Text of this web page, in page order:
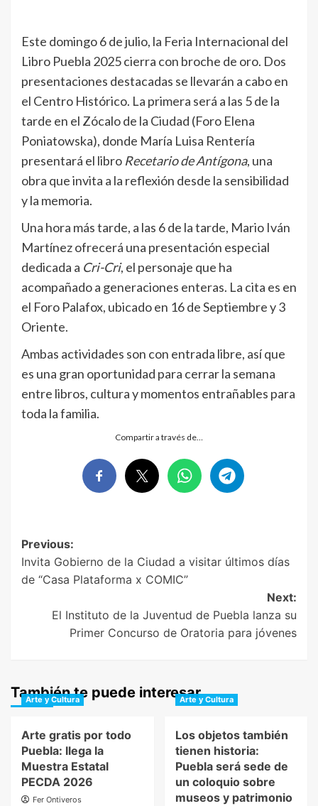
Este domingo 6 de julio, la Feria Internacional del
Libro Puebla 2025 cierra con broche de oro. Dos
presentaciones destacadas se llevarán a cabo en
el Centro Histórico. La primera será a las 5 de la
tarde en el Zócalo de la Ciudad (Foro Elena
Poniatowska), donde María Luisa Rentería
presentará el libro Recetario de Antígona, una
obra que invita a la reflexión desde la sensibilidad
y la memoria.
Una hora más tarde, a las 6 de la tarde, Mario Iván
Martínez ofrecerá una presentación especial
dedicada a Cri-Cri, el personaje que ha
acompañado a generaciones enteras. La cita es en
el Foro Palafox, ubicado en 16 de Septiembre y 3
Oriente.
Ambas actividades son con entrada libre, así que
es una gran oportunidad para cerrar la semana
entre libros, cultura y momentos entrañables para
toda la familia.
Compartir a través de…
Post
navigation
Previous:
Invita Gobierno de la Ciudad a visitar últimos días
de “Casa Plataforma x COMIC”
Next:
El Instituto de la Juventud de Puebla lanza su
Primer Concurso de Oratoria para jóvenes
También te puede interesar
Arte y Cultura
Arte gratis por todo
Puebla: llega la
Muestra Estatal
PECDA 2026
Fer Ontiveros
Arte y Cultura
Los objetos también
tienen historia:
Puebla será sede de
un coloquio sobre
museos y patrimonio